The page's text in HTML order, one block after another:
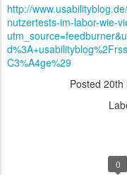
http://
nutzertests-im-labor-wie-
C3%A4ge%29
Posted 20th
0